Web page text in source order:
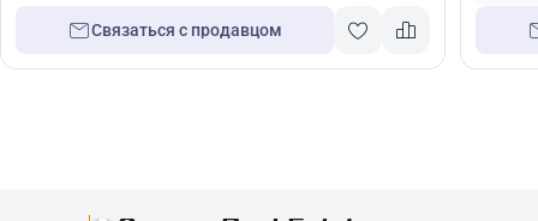
Связаться с продавцом